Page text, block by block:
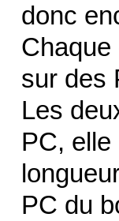
donc
Chaque
sur des
Les
PC,
PC du